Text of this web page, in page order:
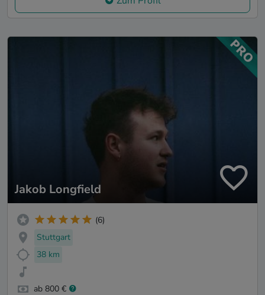
Jakob Longfield
(6)
Stuttgart
38 km
ab 800 €